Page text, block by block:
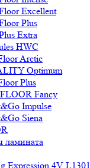
Excellent
Plus
Extra
HWC
Arctic
Optimum
Plus
Fancy
Impulse
Siena
ламината
Expression 4V L1301